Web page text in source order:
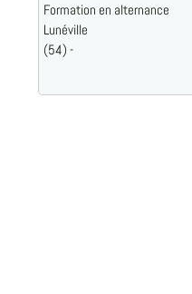
Formation en alternance
Lunéville
(54) -